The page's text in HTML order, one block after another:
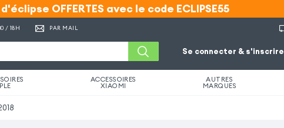
OFFERTES avec le code ECLIPSE55
OFFERTES avec le code ECLIPSE55
/ 18H PAR MAIL
Se connecter & s'inscrire
ACCESSOIRES
XIAOMI
AUTRES
MARQUES